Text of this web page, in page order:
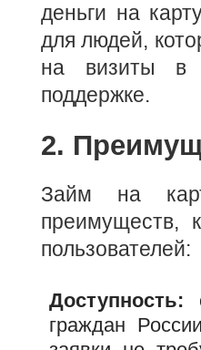
деньги на
для людей,
на визиты в
поддержке.
2.
Займ на
преимуществ,
пользователей:
Доступность:
граждан